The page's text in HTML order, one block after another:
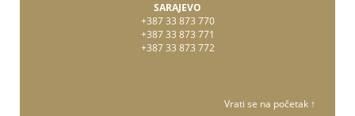
SARAJEVO
+387 33 873 770
+387 33 873 771
+387 33 873 772
Vrati se na početak ↑